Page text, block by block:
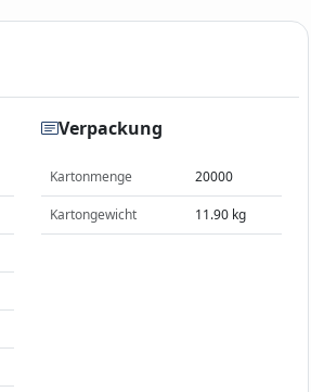
Verpackung
Kartonmenge 20000
Kartongewicht 11.90 kg